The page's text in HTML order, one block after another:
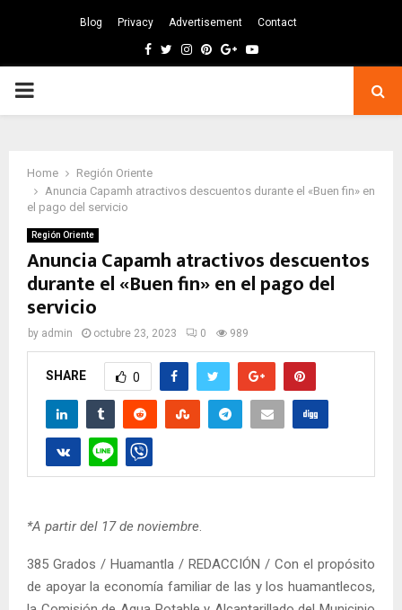
Blog Privacy Advertisement Contact
Facebook
TwitterInstagram
Pinterest
GoogleYoutube
PRIMARY
Home
Región Oriente
Anuncia Capamh atractivos descuentos durante el «Buen fin» en
el pago del servicio
Región Oriente
Anuncia Capamh atractivos descuentos
durante el «Buen fin» en el pago del
servicio
by admin octubre 23, 2023 0 989
SHARE 0
*A partir del 17 de noviembre
385 Grados / Huamantla / REDACCIÓN / Con el propósito
de apoyar la economía familiar de las y los huamantlecos,